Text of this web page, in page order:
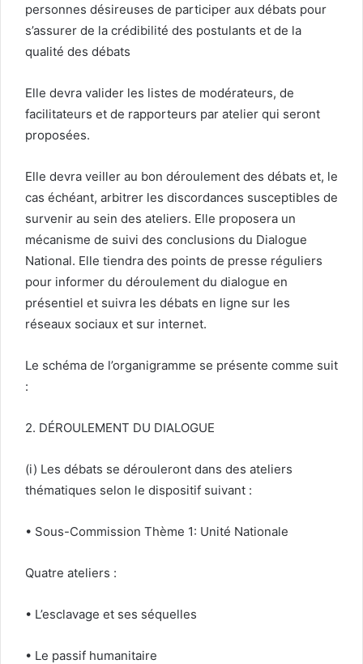
personnes désireuses de participer aux débats pour
s’assurer de la crédibilité des postulants et de la
qualité des débats
Elle devra valider les listes de modérateurs, de
facilitateurs et de rapporteurs par atelier qui seront
proposées.
Elle devra veiller au bon déroulement des débats et, le
cas échéant, arbitrer les discordances susceptibles de
survenir au sein des ateliers. Elle proposera un
mécanisme de suivi des conclusions du Dialogue
National. Elle tiendra des points de presse réguliers
pour informer du déroulement du dialogue en
présentiel et suivra les débats en ligne sur les
réseaux sociaux et sur internet.
Le schéma de l’organigramme se présente comme suit
:
2. DÉROULEMENT DU DIALOGUE
(i) Les débats se dérouleront dans des ateliers
thématiques selon le dispositif suivant :
• Sous-Commission Thème 1: Unité Nationale
Quatre ateliers :
• L’esclavage et ses séquelles
• Le passif humanitaire